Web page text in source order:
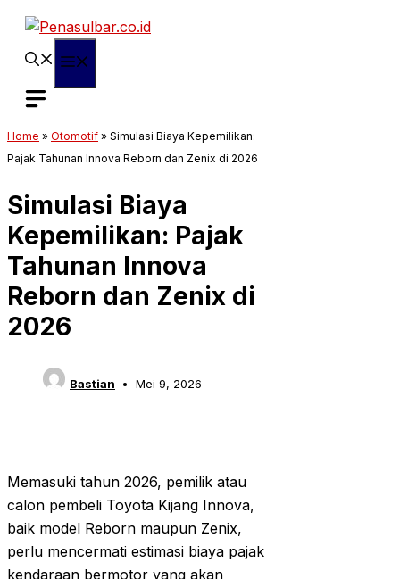
Langsung
Home » Otomotif » Simulasi Biaya Kepemilikan:
Pajak Tahunan Innova Reborn dan Zenix di 2026
Simulasi Biaya
Kepemilikan: Pajak
Tahunan Innova
Reborn dan Zenix di
2026
Bastian Mei 9, 2026
Memasuki tahun 2026, pemilik atau
calon pembeli Toyota Kijang Innova,
baik model Reborn maupun Zenix,
perlu mencermati estimasi biaya pajak
kendaraan bermotor yang akan